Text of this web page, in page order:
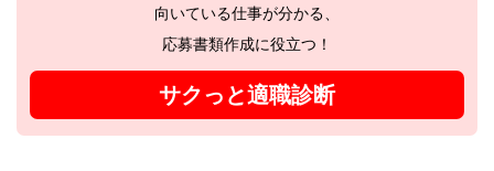
向いている仕事が分かる、
応募書類作成に役立つ！
サクっと適職診断